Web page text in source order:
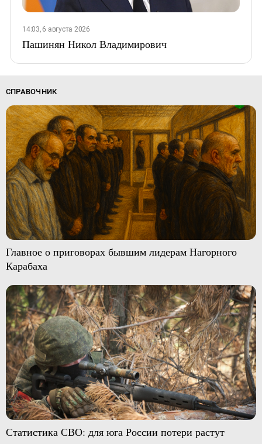
14:03, 6 августа 2026
Пашинян Никол Владимирович
СПРАВОЧНИК
Главное о приговорах бывшим лидерам Нагорного
Карабаха
Статистика СВО: для юга России потери растут